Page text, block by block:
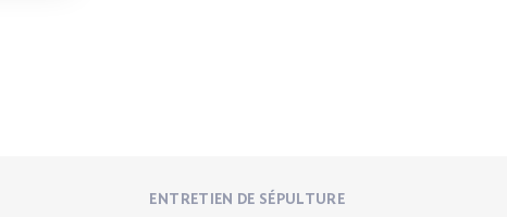
ENTRETIEN DE SÉPULTURE